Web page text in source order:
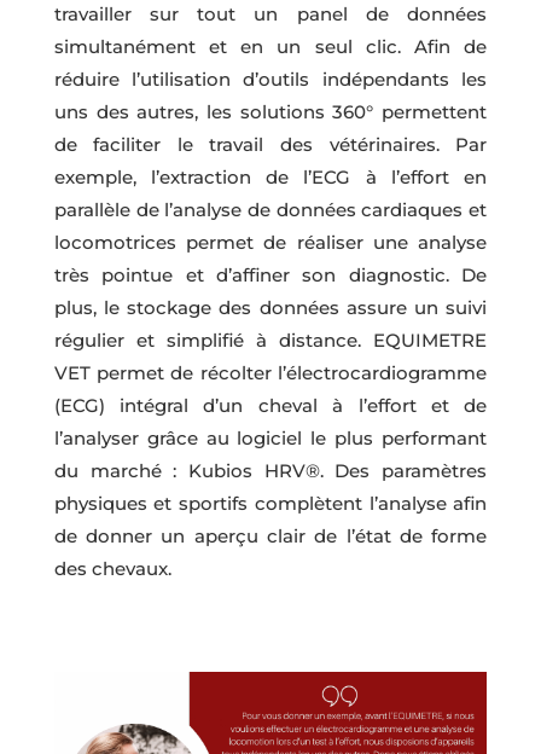
travailler sur tout un panel de données
simultanément et en un seul clic. Afin de
réduire l’utilisation d’outils indépendants les
uns des autres, les solutions 360° permettent
de faciliter le travail des vétérinaires. Par
exemple, l’extraction de l’ECG à l’effort en
parallèle de l’analyse de données cardiaques et
locomotrices permet de réaliser une analyse
très pointue et d’affiner son diagnostic. De
plus, le stockage des données assure un suivi
régulier et simplifié à distance. EQUIMETRE
VET permet de récolter l’électrocardiogramme
(ECG) intégral d’un cheval à l’effort et de
l’analyser grâce au logiciel le plus performant
du marché : Kubios HRV®. Des paramètres
physiques et sportifs complètent l’analyse afin
de donner un aperçu clair de l’état de forme
des chevaux.